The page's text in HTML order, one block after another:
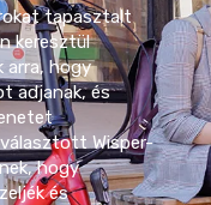
tapasztalt
keresztül
arra, hogy
adjanak, és
Wisper-
hogy
és